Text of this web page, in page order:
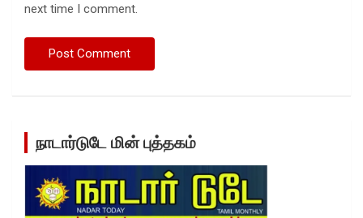
next time I comment.
நாடார்டுடே மின் புத்தகம்